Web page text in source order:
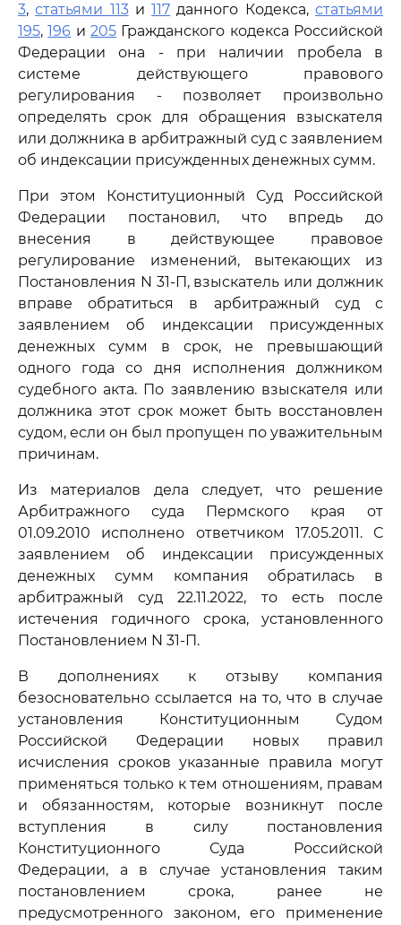
3,статьями 113и117 данного Кодекса,статьями
195,196 и205 Гражданского кодекса Российской
Федерации она - при наличии пробела в
системе действующего правового
регулирования - позволяет произвольно
определять срок для обращения взыскателя
или должника в арбитражный суд с заявлением
об индексации присужденных денежных сумм.
При этом Конституционный Суд Российской
Федерации постановил, что впредь до
внесения в действующее правовое
регулирование изменений, вытекающих из
Постановления N 31-П, взыскатель или должник
вправе обратиться в арбитражный суд с
заявлением об индексации присужденных
денежных сумм в срок, не превышающий
одного года со дня исполнения должником
судебного акта. По заявлению взыскателя или
должника этот срок может быть восстановлен
судом, если он был пропущен по уважительным
причинам.
Из материалов дела следует, что решение
Арбитражного суда Пермского края от
01.09.2010 исполнено ответчиком 17.05.2011. С
заявлением об индексации присужденных
денежных сумм компания обратилась в
арбитражный суд 22.11.2022, то есть после
истечения годичного срока, установленного
Постановлением N 31-П.
В дополнениях к отзыву компания
безосновательно ссылается на то, что в случае
установления Конституционным Судом
Российской Федерации новых правил
исчисления сроков указанные правила могут
применяться только к тем отношениям, правам
и обязанностям, которые возникнут после
вступления в силу постановления
Конституционного Суда Российской
Федерации, а в случае установления таким
постановлением срока, ранее не
предусмотренного законом, его применение